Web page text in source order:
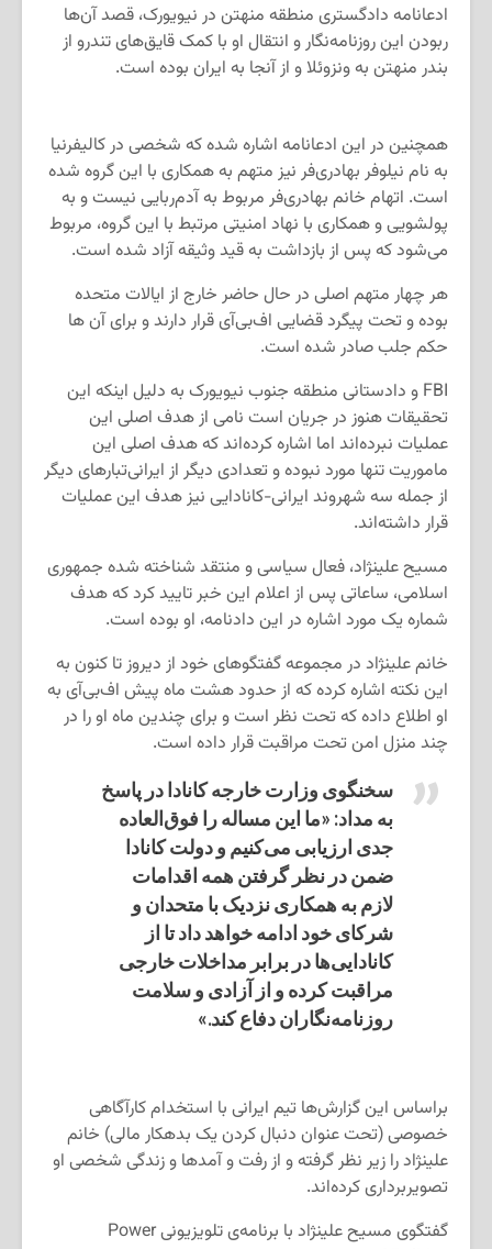
ادعانامه دادگستری منطقه منهتن در نیویورک، قصد آن‌ها
ربودن این روزنامه‌نگار و انتقال او با کمک قایق‌های تندرو از
بندر منهتن به ونزوئلا و از آنجا به ایران بوده است.
همچنین در این ادعانامه اشاره شده که شخصی در کالیفرنیا
به نام نیلوفر بهادری‌فر نیز متهم به همکاری با این گروه شده
است. اتهام خانم بهادری‌فر مربوط به آدم‌ربایی نیست و به
پولشویی و همکاری با نهاد امنیتی مرتبط با این گروه، مربوط
می‌شود که پس از بازداشت به قید وثیقه آزاد شده است.
هر چهار متهم اصلی در حال حاضر خارج از ایالات متحده
بوده و تحت پیگرد قضایی اف‌بی‌آی قرار دارند و برای آن ها
حکم جلب صادر شده است.
FBI و دادستانی منطقه جنوب نیویورک به دلیل اینکه این
تحقیقات هنوز در جریان است نامی از هدف اصلی این
عملیات نبرده‌اند اما اشاره کرده‌اند که هدف اصلی این
ماموریت تنها مورد نبوده و تعدادی دیگر از ایرانی‌تبارهای دیگر
از جمله سه شهروند ایرانی-کانادایی نیز هدف این عملیات
قرار داشته‌اند.
مسیح علینژاد، فعال سیاسی و منتقد شناخته شده جمهوری
اسلامی، ساعاتی پس از اعلام این خبر تایید کرد که هدف
شماره یک مورد اشاره در این دادنامه، او بوده است.
خانم علینژاد در مجموعه گفتگوهای خود از دیروز تا کنون به
این نکته اشاره کرده که از حدود هشت ماه پیش اف‌بی‌آی به
او اطلاع داده که تحت نظر است و برای چندین ماه او را در
چند منزل امن تحت مراقبت قرار داده است.
سخنگوی وزارت خارجه کانادا در پاسخ
به مداد: «ما این مساله را فوق‌العاده
جدی ارزیابی می‌کنیم و دولت کانادا
ضمن در نظر گرفتن همه اقدامات
لازم به همکاری نزدیک با متحدان و
شرکای خود ادامه خواهد داد تا از
کانادایی‌ها در برابر مداخلات خارجی
مراقبت کرده و از آزادی و سلامت
روزنامه‌نگاران دفاع کند.»
براساس این گزارش‌ها تیم ایرانی با استخدام کارآگاهی
خصوصی (تحت عنوان دنبال کردن یک بدهکار مالی) خانم
علینژاد را زیر نظر گرفته و از رفت و آمدها و زندگی شخصی او
تصویربرداری کرده‌اند.
گفتگوی مسیح علینژاد با برنامه‌ی تلویزیونی Power